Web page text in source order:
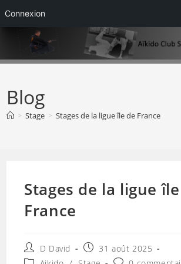
Connexion
content
Blog
> Stage > Stages de la ligue île de France
Stages de la ligue
France
Auteur/autrice
de
D David
Publication
publiée :
31 août 2025